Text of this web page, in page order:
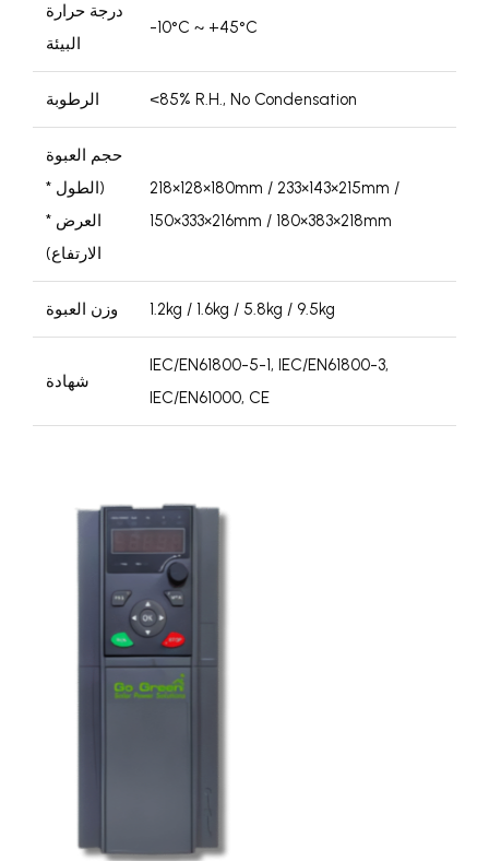
درجة حرارة
البيئة
-10°C ~ +45°C
الرطوبة <85% R.H., No Condensation
حجم العبوة
(الطول *
العرض *
الارتفاع)
218×128×180mm / 233×143×215mm /
150×333×216mm / 180×383×218mm
وزن العبوة 1.2kg / 1.6kg / 5.8kg / 9.5kg
شهادة
IEC/EN61800-5-1, IEC/EN61800-3,
IEC/EN61000, CE